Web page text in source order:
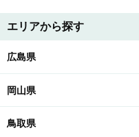
エリアから探す
広島県
岡山県
鳥取県